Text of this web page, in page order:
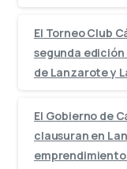
El Torneo Club
segunda
de Lanzarote y
El Gobierno de
clausuran en